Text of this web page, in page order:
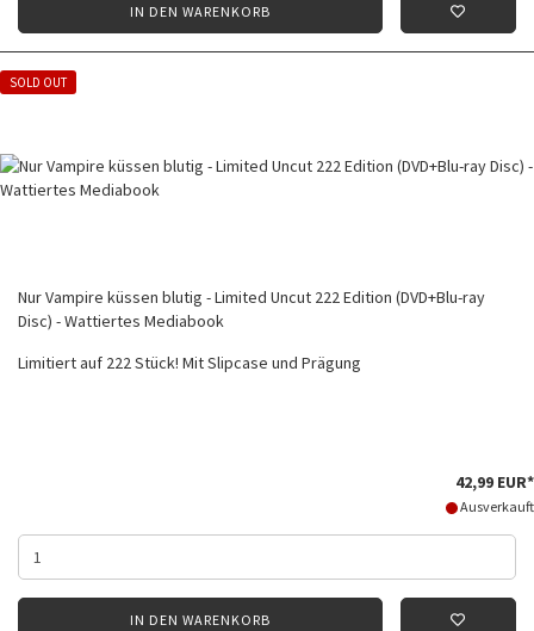
IN DEN WARENKORB
SOLD OUT
Nur Vampire küssen blutig - Limited Uncut 222 Edition (DVD+Blu-ray
Disc) - Wattiertes Mediabook
Limitiert auf 222 Stück! Mit Slipcase und Prägung
42,99 EUR*
Ausverkauft
IN DEN WARENKORB